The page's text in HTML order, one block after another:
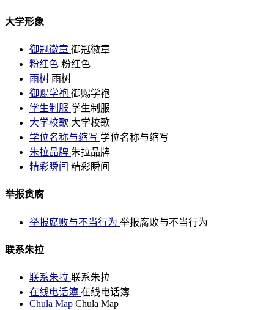
大学形象
御冠徽章 御冠徽章
粉红色 粉红色
雨树 雨树
御赐学袍 御赐学袍
学生制服 学生制服
大学校歌 大学校歌
学位名称与缩写 学位名称与缩写
朱拉品牌 朱拉品牌
精彩瞬间 精彩瞬间
举报贪腐
举报腐败与不当行为 举报腐败与不当行为
联系朱拉
联系朱拉 联系朱拉
在线电话簿 在线电话簿
Chula Map Chula Map